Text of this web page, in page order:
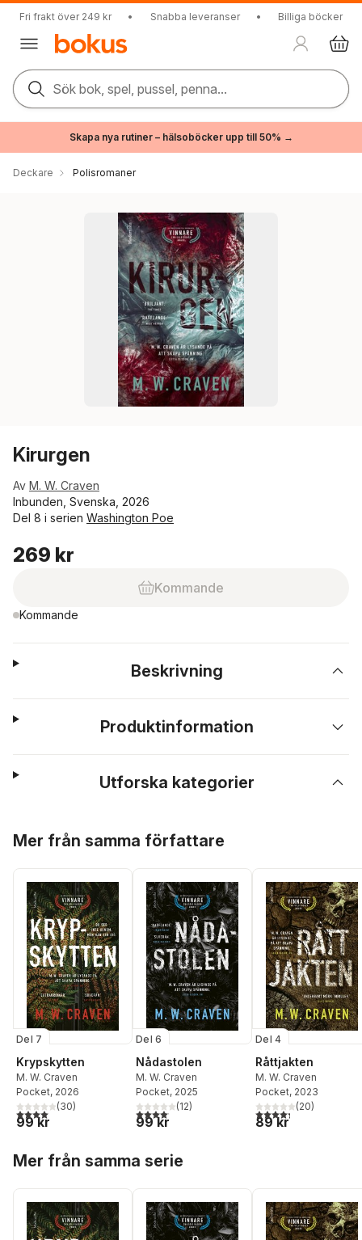
Fri frakt över 249 kr • Snabba leveranser • Billiga böcker
Sök bok, spel, pussel, penna...
Skapa nya rutiner – hälsoböcker upp till 50% →
Deckare Polisromaner
Kirurgen
Av M. W. Craven
Inbunden, Svenska, 2026
Del 8 i serien Washington Poe
269 kr
Kommande
Kommande
Beskrivning
Produktinformation
Utforska kategorier
Mer från samma författare
Del 7
Krypskytten
M. W. Craven
Pocket, 2026
4,0utav 5 stjärnor. Totalt antal röster:
(30)
99 kr
Del 6
Nådastolen
M. W. Craven
Pocket, 2025
4,1utav 5 stjärnor. Totalt antal röster:
(12)
99 kr
Del 4
Råttjakten
M. W. Craven
Pocket, 2023
4,3utav 5 stjärnor.
(20)
89 kr
Mer från samma serie